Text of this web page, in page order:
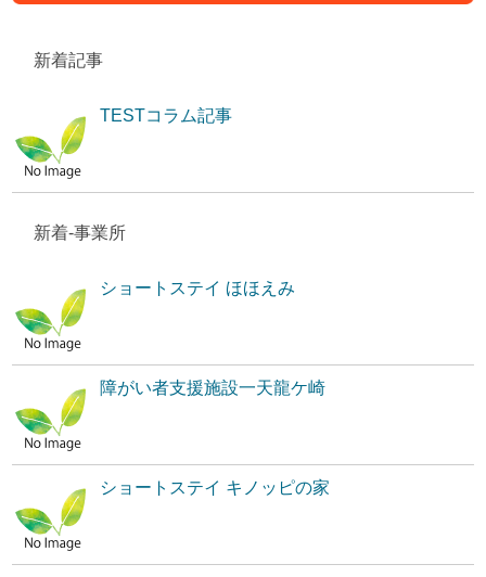
新着記事
TESTコラム記事
新着-事業所
ショートステイ ほほえみ
障がい者支援施設一天龍ケ崎
ショートステイ キノッピの家